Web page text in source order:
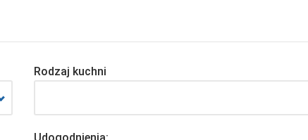
Rodzaj kuchni